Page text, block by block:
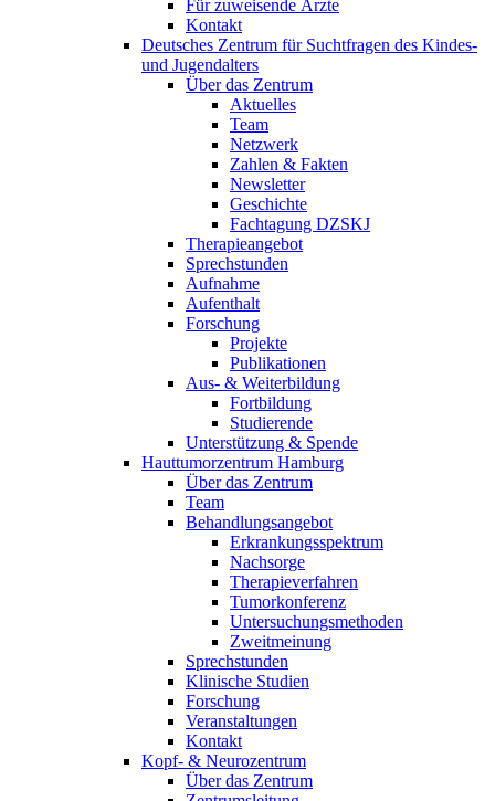
Für zuweisende Ärzte
Kontakt
Deutsches Zentrum für Suchtfragen des Kindes-
und Jugendalters
Über das Zentrum
Aktuelles
Team
Netzwerk
Zahlen & Fakten
Newsletter
Geschichte
Fachtagung DZSKJ
Therapieangebot
Sprechstunden
Aufnahme
Aufenthalt
Forschung
Projekte
Publikationen
Aus- & Weiterbildung
Fortbildung
Studierende
Unterstützung & Spende
Hauttumorzentrum Hamburg
Über das Zentrum
Team
Behandlungsangebot
Erkrankungsspektrum
Nachsorge
Therapieverfahren
Tumorkonferenz
Untersuchungsmethoden
Zweitmeinung
Sprechstunden
Klinische Studien
Forschung
Veranstaltungen
Kontakt
Kopf- & Neurozentrum
Über das Zentrum